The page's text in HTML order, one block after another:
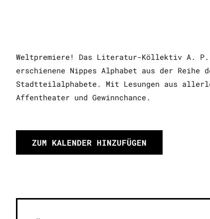
Weltpremiere! Das Literatur-Köllektiv A. P.
erschienene Nippes Alphabet aus der Reihe
Stadtteilalphabete. Mit Lesungen aus
Affentheater und Gewinnchance.
ZUM KALENDER HINZUFÜGEN